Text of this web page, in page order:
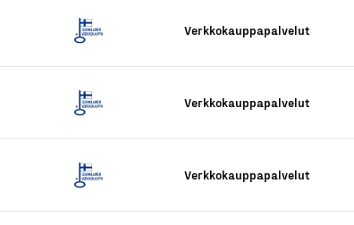
Verkkokauppapalvelut
Verkkokauppapalvelut
Verkkokauppapalvelut